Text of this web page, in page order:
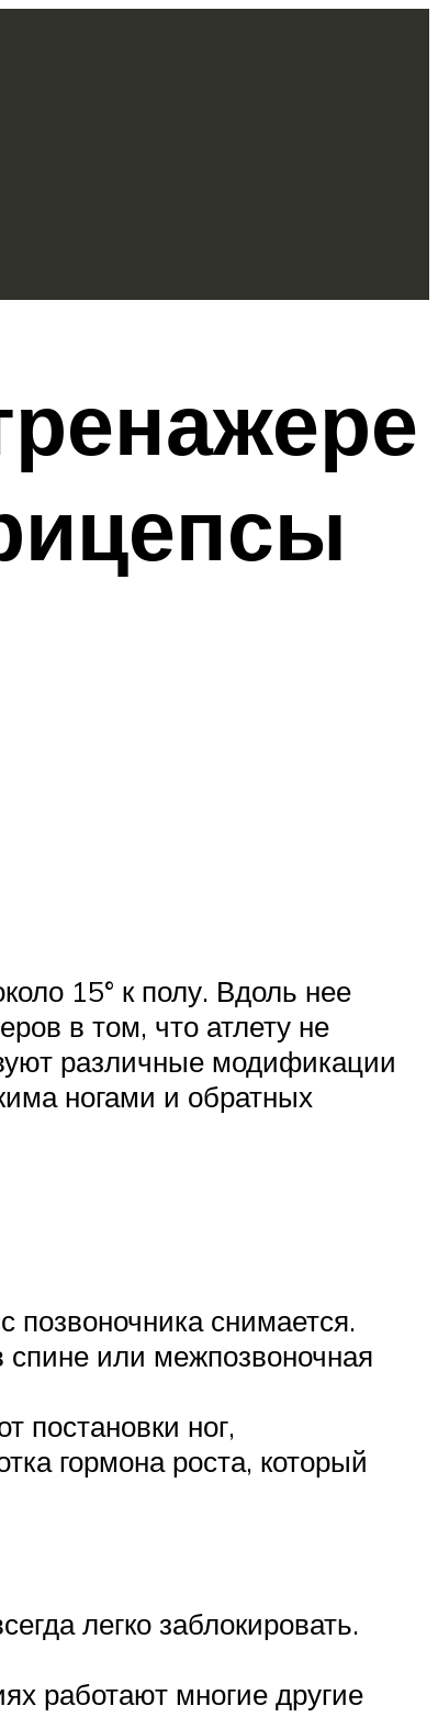
15° к полу. Вдоль нее
в том, что атлету не
различные модификации
ногами и обратных
позвоночника снимается.
или межпозвоночная
постановки ног,
гормона роста, который
легко заблокировать.
работают многие другие